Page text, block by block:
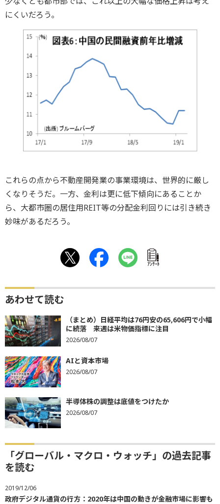
にくいだろう。
これらの点から不動産開発業の事業環境は、世界的に厳し
くなりそうだ。一方、金利は更に低下傾向にあることか
ら、大都市圏の居住用REIT等の分配金利回りには引き続き
妙味があるだろう。
ｱﾝｹｰﾄ
あわせて読む
（まとめ）日経平均は76円安の65,606円で小幅
に続落 来週は米物価指標に注目
2026/08/07
AIと資本市場
2026/08/07
半導体株の調整は底値をつけたか
2026/08/07
「グローバル・マクロ・ウォッチ」の過去記事
を読む
2019/12/06
政府デジタル通貨の行方：2020年は中国の動きが金融市場に影響も